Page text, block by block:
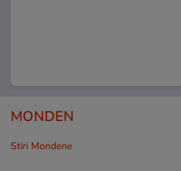
MONDEN
Stiri Mondene